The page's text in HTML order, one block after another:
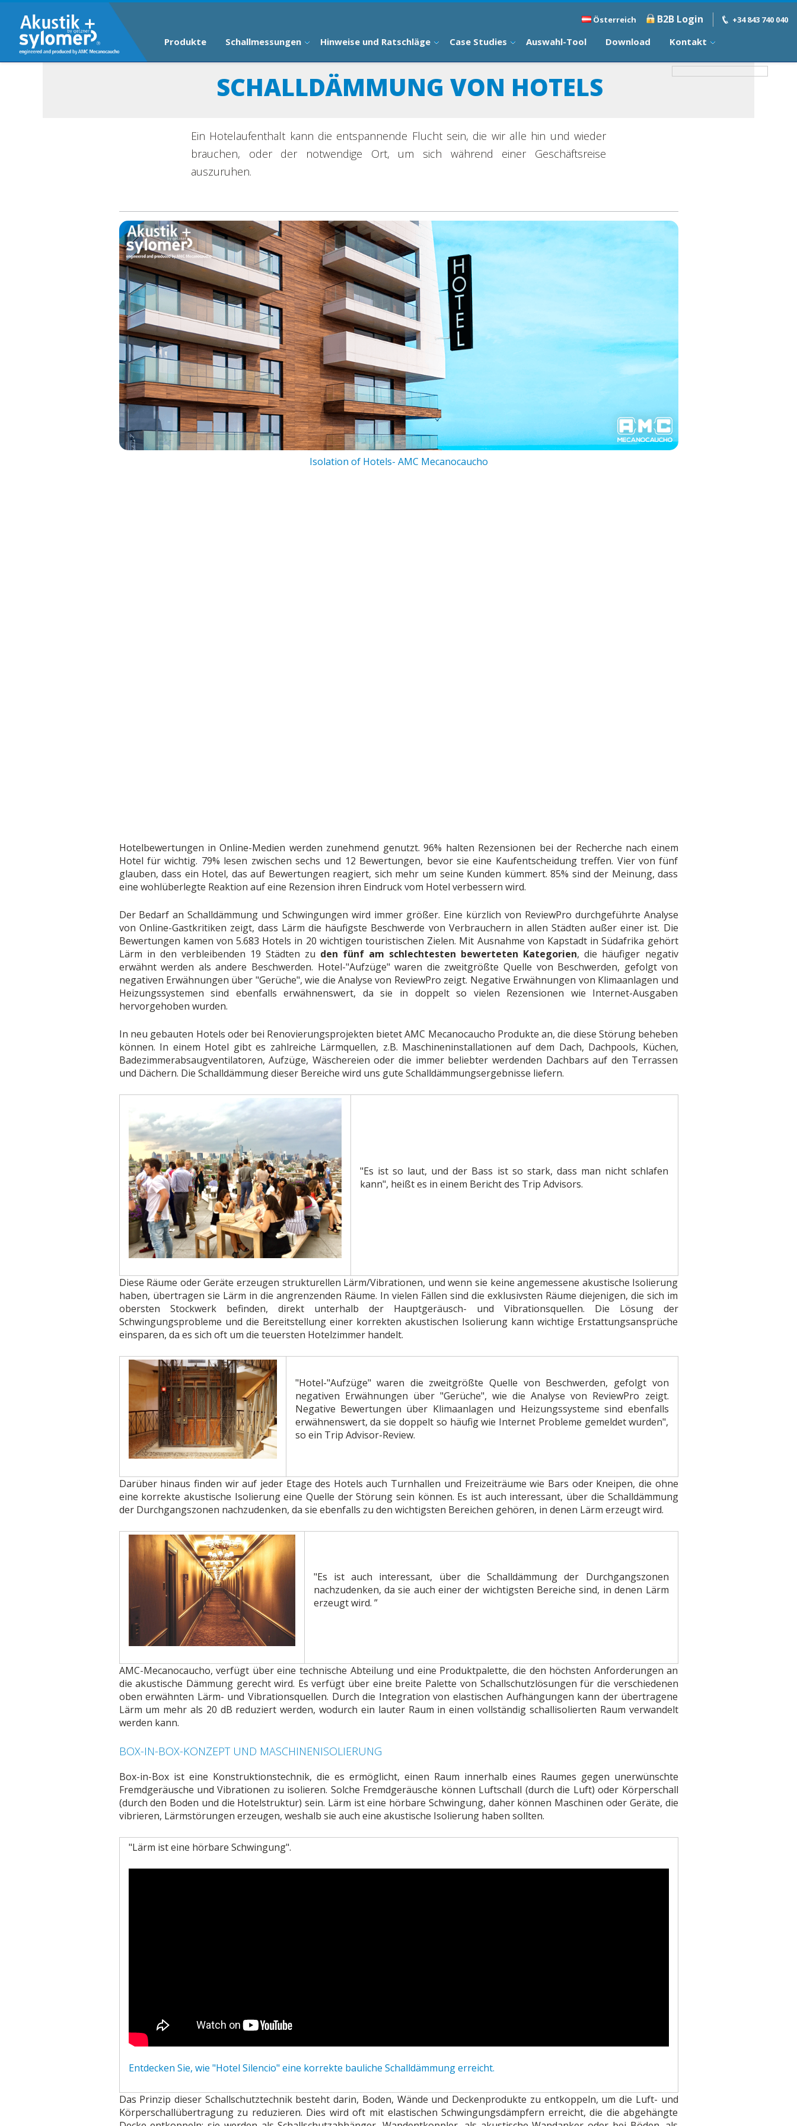
Österreich B2B Login +34 843 740 040
Produkte Schallmessungen Hinweise und Ratschläge Case Studies Auswahl-Tool Download Kontakt
SCHALLDÄMMUNG VON HOTELS
Ein Hotelaufenthalt kann die entspannende Flucht sein, die wir alle hin und wieder
brauchen, oder der notwendige Ort, um sich während einer Geschäftsreise
auszuruhen.
Isolation of Hotels- AMC Mecanocaucho
Hotelbewertungen in Online-Medien werden zunehmend genutzt. 96% halten Rezensionen bei der Recherche nach einem
Hotel für wichtig. 79% lesen zwischen sechs und 12 Bewertungen, bevor sie eine Kaufentscheidung treffen. Vier von fünf
glauben, dass ein Hotel, das auf Bewertungen reagiert, sich mehr um seine Kunden kümmert. 85% sind der Meinung, dass
eine wohlüberlegte Reaktion auf eine Rezension ihren Eindruck vom Hotel verbessern wird.
Der Bedarf an Schalldämmung und Schwingungen wird immer größer. Eine kürzlich von ReviewPro durchgeführte Analyse
von Online-Gastkritiken zeigt, dass Lärm die häufigste Beschwerde von Verbrauchern in allen Städten außer einer ist. Die
Bewertungen kamen von 5.683 Hotels in 20 wichtigen touristischen Zielen. Mit Ausnahme von Kapstadt in Südafrika gehört
Lärm in den verbleibenden 19 Städten zu den fünf am schlechtesten bewerteten Kategorien, die häufiger negativ
erwähnt werden als andere Beschwerden. Hotel-"Aufzüge" waren die zweitgrößte Quelle von Beschwerden, gefolgt von
negativen Erwähnungen über "Gerüche", wie die Analyse von ReviewPro zeigt. Negative Erwähnungen von Klimaanlagen und
Heizungssystemen sind ebenfalls erwähnenswert, da sie in doppelt so vielen Rezensionen wie Internet-Ausgaben
hervorgehoben wurden.
In neu gebauten Hotels oder bei Renovierungsprojekten bietet AMC Mecanocaucho Produkte an, die diese Störung beheben
können. In einem Hotel gibt es zahlreiche Lärmquellen, z.B. Maschineninstallationen auf dem Dach, Dachpools, Küchen,
Badezimmerabsaugventilatoren, Aufzüge, Wäschereien oder die immer beliebter werdenden Dachbars auf den Terrassen
und Dächern. Die Schalldämmung dieser Bereiche wird uns gute Schalldämmungsergebnisse liefern.
"Es ist so laut, und der Bass ist so stark, dass man nicht schlafen
kann", heißt es in einem Bericht des Trip Advisors.
Diese Räume oder Geräte erzeugen strukturellen Lärm/Vibrationen, und wenn sie keine angemessene akustische Isolierung
haben, übertragen sie Lärm in die angrenzenden Räume. In vielen Fällen sind die exklusivsten Räume diejenigen, die sich im
obersten Stockwerk befinden, direkt unterhalb der Hauptgeräusch- und Vibrationsquellen. Die Lösung der
Schwingungsprobleme und die Bereitstellung einer korrekten akustischen Isolierung kann wichtige Erstattungsansprüche
einsparen, da es sich oft um die teuersten Hotelzimmer handelt.
"Hotel-"Aufzüge" waren die zweitgrößte Quelle von Beschwerden, gefolgt von
negativen Erwähnungen über "Gerüche", wie die Analyse von ReviewPro zeigt.
Negative Bewertungen über Klimaanlagen und Heizungssysteme sind ebenfalls
erwähnenswert, da sie doppelt so häufig wie Internet Probleme gemeldet wurden",
so ein Trip Advisor-Review.
Darüber hinaus finden wir auf jeder Etage des Hotels auch Turnhallen und Freizeiträume wie Bars oder Kneipen, die ohne
eine korrekte akustische Isolierung eine Quelle der Störung sein können. Es ist auch interessant, über die Schalldämmung
der Durchgangszonen nachzudenken, da sie ebenfalls zu den wichtigsten Bereichen gehören, in denen Lärm erzeugt wird.
"Es ist auch interessant, über die Schalldämmung der Durchgangszonen
nachzudenken, da sie auch einer der wichtigsten Bereiche sind, in denen Lärm
erzeugt wird. ”
AMC-Mecanocaucho, verfügt über eine technische Abteilung und eine Produktpalette, die den höchsten Anforderungen an
die akustische Dämmung gerecht wird. Es verfügt über eine breite Palette von Schallschutzlösungen für die verschiedenen
oben erwähnten Lärm- und Vibrationsquellen. Durch die Integration von elastischen Aufhängungen kann der übertragene
Lärm um mehr als 20 dB reduziert werden, wodurch ein lauter Raum in einen vollständig schallisolierten Raum verwandelt
werden kann.
BOX-IN-BOX-KONZEPT UND MASCHINENISOLIERUNG
Box-in-Box ist eine Konstruktionstechnik, die es ermöglicht, einen Raum innerhalb eines Raumes gegen unerwünschte
Fremdgeräusche und Vibrationen zu isolieren. Solche Fremdgeräusche können Luftschall (durch die Luft) oder Körperschall
(durch den Boden und die Hotelstruktur) sein. Lärm ist eine hörbare Schwingung, daher können Maschinen oder Geräte, die
vibrieren, Lärmstörungen erzeugen, weshalb sie auch eine akustische Isolierung haben sollten.
"Lärm ist eine hörbare Schwingung".
Entdecken Sie, wie "Hotel Silencio" eine korrekte bauliche Schalldämmung erreicht.
Das Prinzip dieser Schallschutztechnik besteht darin, Boden, Wände und Deckenprodukte zu entkoppeln, um die Luft- und
Körperschallübertragung zu reduzieren. Dies wird oft mit elastischen Schwingungsdämpfern erreicht, die die abgehängte